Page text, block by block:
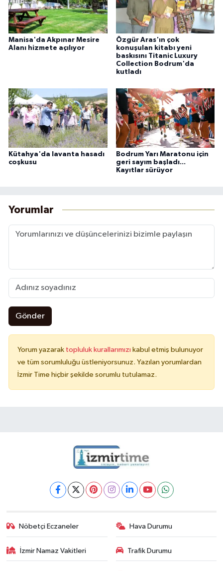
Manisa'da Akpınar Mesire
Alanı hizmete açılıyor
Özgür Aras'ın çok
konuşulan kitabı yeni
baskısını Titanic Luxury
Collection Bodrum'da
kutladı
Kütahya'da lavanta hasadı
coşkusu
Bodrum Yarı Maratonu için
geri sayım başladı...
Kayıtlar sürüyor
Yorumlar
Gönder
Yorum yazarak topluluk kurallarımızı kabul etmiş bulunuyor
ve tüm sorumluluğu üstleniyorsunuz. Yazılan yorumlardan
İzmir Time hiçbir şekilde sorumlu tutulamaz.
Nöbetçi Eczaneler Hava Durumu
İzmir Namaz Vakitleri Trafik Durumu